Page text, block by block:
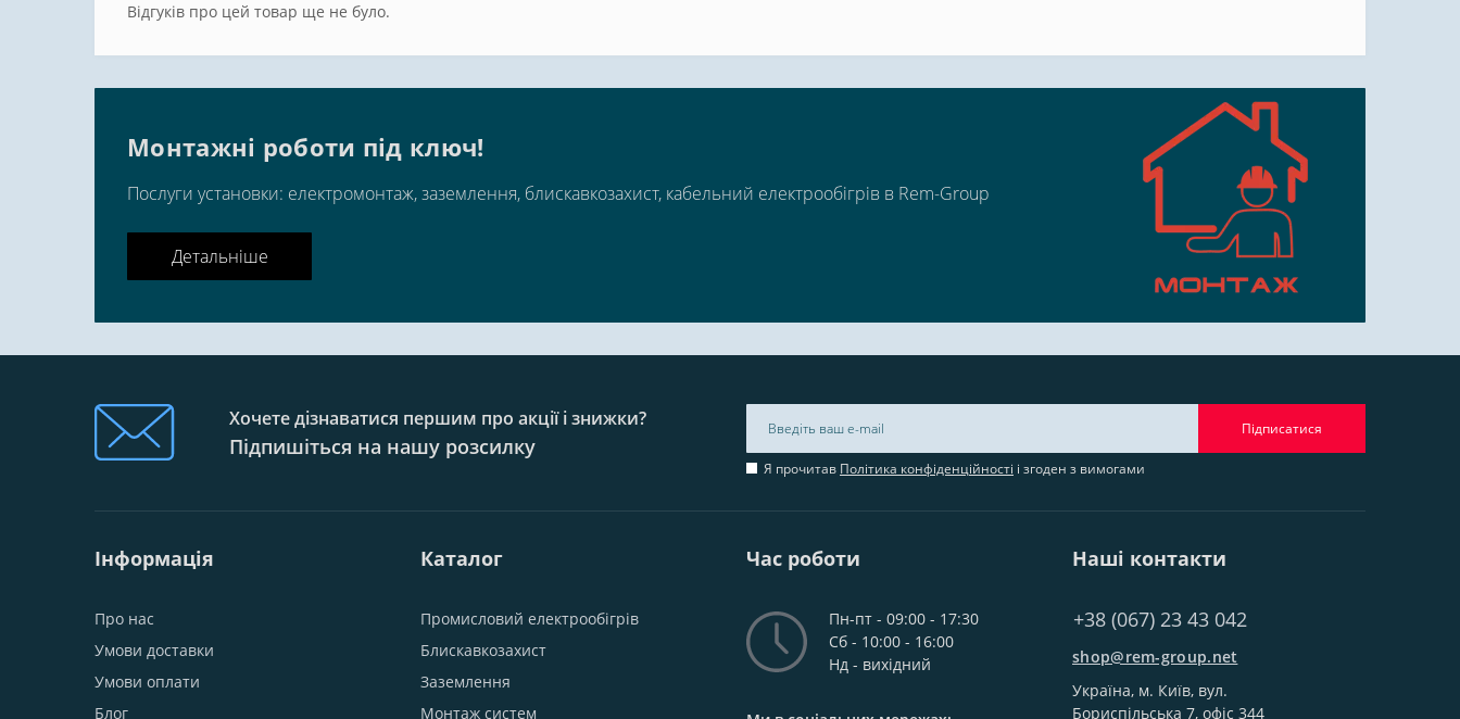
Відгуків про цей товар ще не було.
Монтажні роботи під ключ!
Послуги установки: електромонтаж, заземлення, блискавкозахист, кабельний електрообігрів в Rem-Group
Детальніше
Хочете дізнаватися першим про акції і знижки?
Підпишіться на нашу розсилку
Підписатися
Я прочитав Політика конфіденційності і згоден з вимогами
Інформація
Про нас
Умови доставки
Умови оплати
Блог
Каталог
Промисловий електрообігрів
Блискавкозахист
Заземлення
Монтаж систем
Час роботи
Пн-пт - 09:00 - 17:30
Сб - 10:00 - 16:00
Нд - вихідний
Наші контакти
+38 (067) 23 43 042
shop@rem-group.net
Україна, м. Київ, вул.
Бориспільська 7, офіс 344